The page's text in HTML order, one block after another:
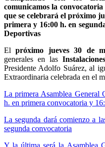
comunicamos la
que se celebrará el próximo
primera y 16:00 h. en
Deportivas
Elpróximo jueves 30 de
generales en las
Presidente Adolfo Suárez, al
Extraordinaria celebrada en el
La primera Asamblea General
h. en primera convocatoria y
La segunda dará comienzo a
segunda convocatoria
Y la última será la Asamblea